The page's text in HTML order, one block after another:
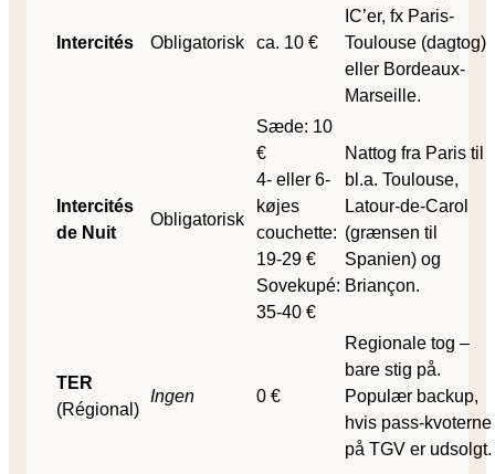
Intercités Obligatorisk ca. 10 €
IC’er, fx Paris-
Toulouse (dagtog)
eller Bordeaux-
Marseille.
Intercités
de Nuit
Obligatorisk
Sæde: 10
€
4- eller 6-
køjes
couchette:
19-29 €
Sovekupé:
35-40 €
Nattog fra Paris til
bl.a. Toulouse,
Latour-de-Carol
(grænsen til
Spanien) og
Briançon.
TER
(Régional)
Ingen 0 €
Regionale tog –
bare stig på.
Populær backup,
hvis pass-kvoterne
på TGV er udsolgt.